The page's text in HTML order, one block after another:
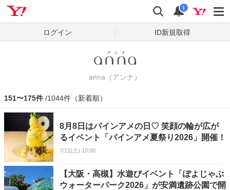
検索 通知
i
ログイン ID新規取得
anna（アンナ）
151〜175件 /1044件（新着順）
8月8日はパインアメの日♡ 笑顔の輪が広が
るイベント「パインアメ夏祭り2026」開催！
7/11(土) 10:00
【大阪・高槻】水遊びイベント「ぽよじゃぶ
ウォーターパーク2026」が安満遺跡公園で開